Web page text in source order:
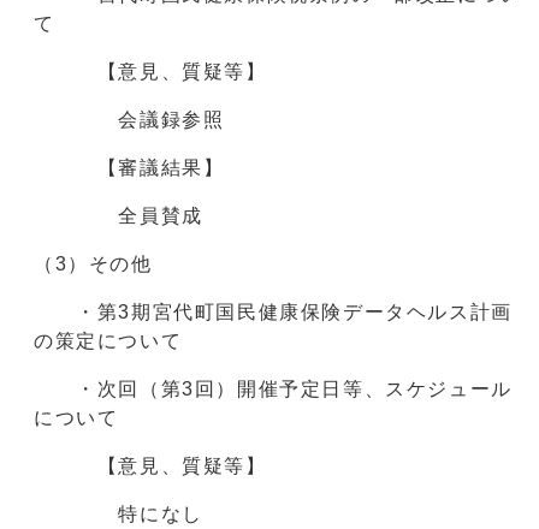
て
【意見、質疑等】
会議録参照
【審議結果】
全員賛成
（3）その他
・第3期宮代町国民健康保険データヘルス計画
の策定について
・次回（第3回）開催予定日等、スケジュール
について
【意見、質疑等】
特になし